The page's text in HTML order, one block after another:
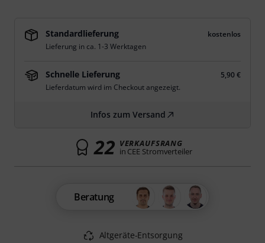
Standardlieferung
kostenlos
Lieferung in ca. 1-3 Werktagen
Schnelle Lieferung
5,90 €
Lieferdatum wird im Checkout angezeigt.
Infos zum Versand
22 VERKAUFSRANG
in CEE Stromverteiler
Beratung
Altgeräte-Entsorgung